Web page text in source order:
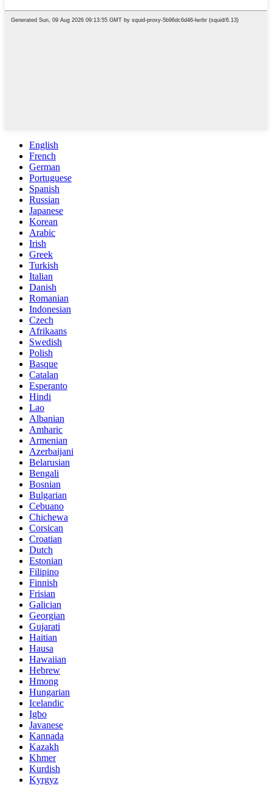
English
French
German
Portuguese
Spanish
Russian
Japanese
Korean
Arabic
Irish
Greek
Turkish
Italian
Danish
Romanian
Indonesian
Czech
Afrikaans
Swedish
Polish
Basque
Catalan
Esperanto
Hindi
Lao
Albanian
Amharic
Armenian
Azerbaijani
Belarusian
Bengali
Bosnian
Bulgarian
Cebuano
Chichewa
Corsican
Croatian
Dutch
Estonian
Filipino
Finnish
Frisian
Galician
Georgian
Gujarati
Haitian
Hausa
Hawaiian
Hebrew
Hmong
Hungarian
Icelandic
Igbo
Javanese
Kannada
Kazakh
Khmer
Kurdish
Kyrgyz